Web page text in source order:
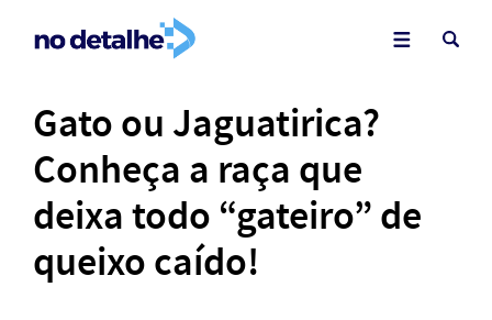
Gato ou Jaguatirica?
Conheça a raça que
deixa todo “gateiro” de
queixo caído!